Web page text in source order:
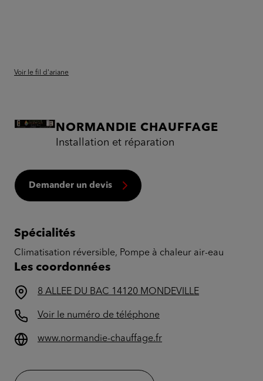
Voir le fil d'ariane
NORMANDIE CHAUFFAGE
Installation et réparation
Demander un devis
Spécialités
Climatisation réversible, Pompe à chaleur air-eau
Les coordonnées
8 ALLEE DU BAC 14120 MONDEVILLE
Voir le numéro de téléphone
www.normandie-chauffage.fr